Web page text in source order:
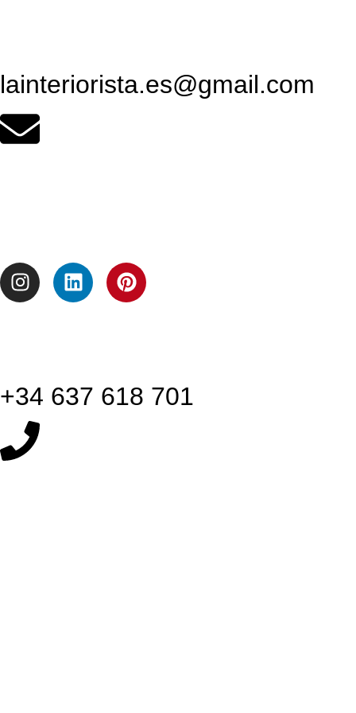
lainteriorista.es@gmail.com
+34 637 618 701